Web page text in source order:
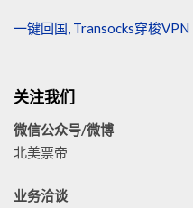
一键回国, Transocks穿梭VPN
关注我们
微信公众号/微博
北美票帝
业务洽谈